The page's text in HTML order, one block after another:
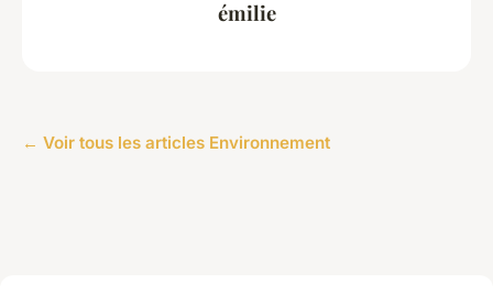
émilie
← Voir tous les articles Environnement